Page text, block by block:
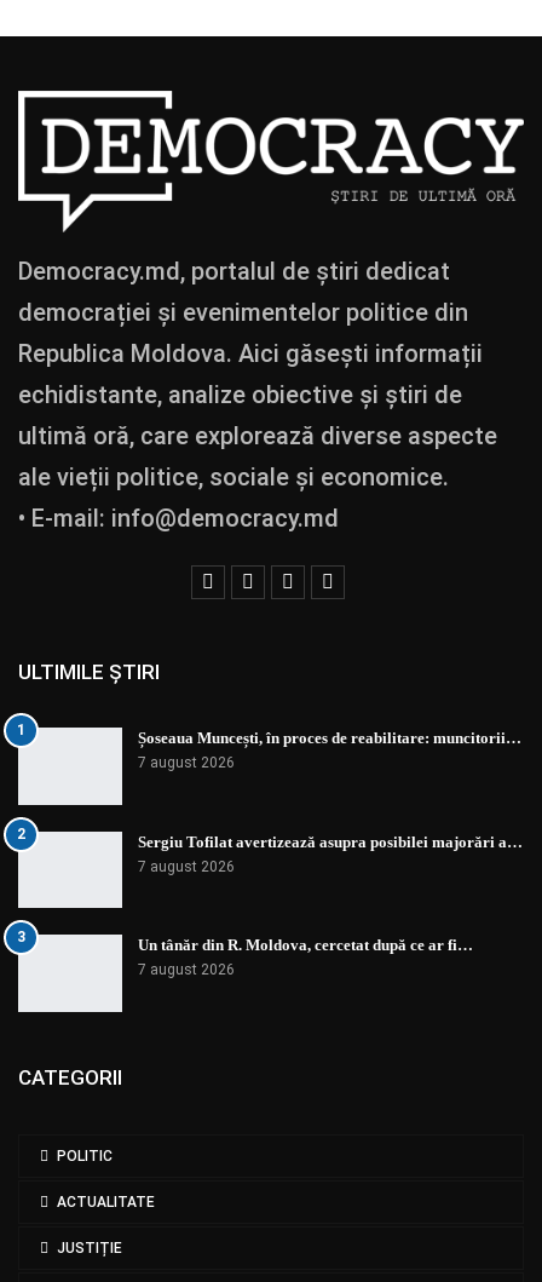
Democracy.md, portalul de știri dedicat
democrației și evenimentelor politice din
Republica Moldova. Aici găsești informații
echidistante, analize obiective și știri de
ultimă oră, care explorează diverse aspecte
ale vieții politice, sociale și economice.
• E-mail: info@democracy.md
ULTIMILE ȘTIRI
1 Șoseaua Muncești, în proces de reabilitare: muncitorii…
7 august 2026
2 Sergiu Tofilat avertizează asupra posibilei majorări a…
7 august 2026
3 Un tânăr din R. Moldova, cercetat după ce ar fi…
7 august 2026
CATEGORII
POLITIC
ACTUALITATE
JUSTIȚIE